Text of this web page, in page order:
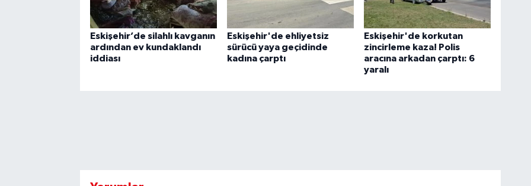
Eskişehir’de silahlı kavganın
ardından ev kundaklandı
iddiası
Eskişehir'de ehliyetsiz
sürücü yaya geçidinde
kadına çarptı
Eskişehir'de korkutan
zincirleme kaza! Polis
aracına arkadan çarptı: 6
yaralı